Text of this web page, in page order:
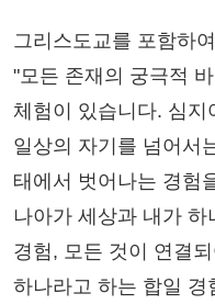
그리스도교를 포함하
"모든 존재의 궁극적
체험이 있습니다. 심
일상의 자기를 넘어서
태에서 벗어나는 경험
나아가 세상과 내가 하
경험, 모든 것이 연결
하나라고 하는 합일